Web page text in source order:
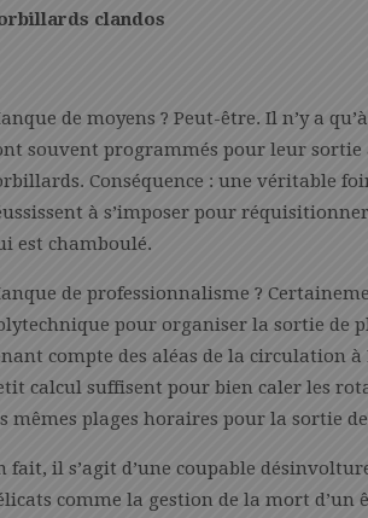
clandos
de moyens ? Peut-être. Il n’y a
souvent programmés pour leur sortie
Conséquence : une véritable
à s’imposer pour
est chamboulé.
de professionnalisme ?
pour organiser la sortie de
compte des aléas de la circulation
calcul suffisent pour bien caler les
mêmes plages horaires pour la sortie
fait, il s’agit d’une coupable
comme la gestion de la mort